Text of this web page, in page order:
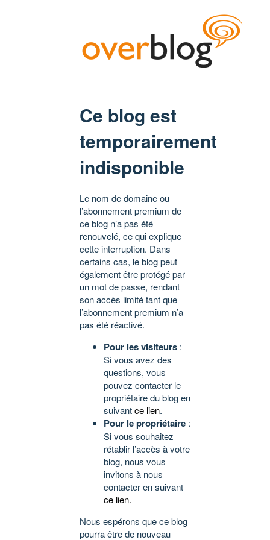
Ce blog est
temporairement
indisponible
Le nom de domaine ou
l’abonnement premium de
ce blog n’a pas été
renouvelé, ce qui explique
cette interruption. Dans
certains cas, le blog peut
également être protégé par
un mot de passe, rendant
son accès limité tant que
l’abonnement premium n’a
pas été réactivé.
Pour les visiteurs :
Si vous avez des
questions, vous
pouvez contacter le
propriétaire du blog en
suivantce lien.
Pour le propriétaire :
Si vous souhaitez
rétablir l’accès à votre
blog, nous vous
invitons à nous
contacter en suivant
ce lien.
Nous espérons que ce blog
pourra être de nouveau